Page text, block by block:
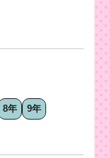
8年 9年